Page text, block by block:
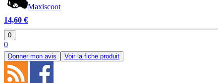
Maxiscoot
14,60 €
0
0
Donner mon avis Voir la fiche produit